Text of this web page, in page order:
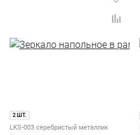
2 ШТ.
LKS-003 серебристый металлик